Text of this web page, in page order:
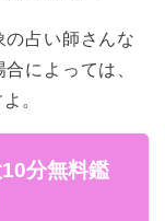
占い師さんな
によっては、
。
分無料鑑